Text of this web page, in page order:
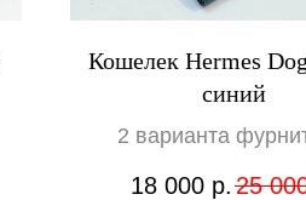
Кошелек Hermes
синий
2 варианта
18 000 р. 25